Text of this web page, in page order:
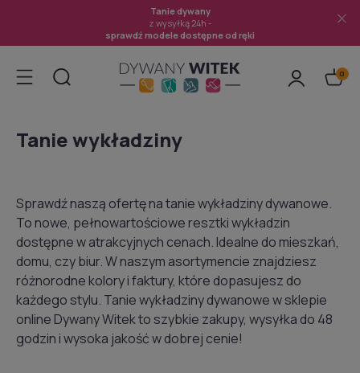
Tanie dywany
z wysyłką 24h -
sprawdź modele dostępne od ręki
Tanie wykładziny
Sprawdź naszą ofertę na tanie wykładziny dywanowe.
To nowe, pełnowartościowe resztki wykładzin
dostępne w atrakcyjnych cenach. Idealne do mieszkań,
domu, czy biur. W naszym asortymencie znajdziesz
różnorodne kolory i faktury, które dopasujesz do
każdego stylu. Tanie wykładziny dywanowe w sklepie
online Dywany Witek to szybkie zakupy, wysyłka do 48
godzin i wysoka jakość w dobrej cenie!